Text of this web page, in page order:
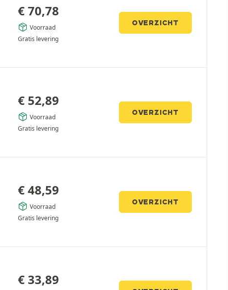
€70,78
Voorraad
Gratis levering
OVERZICHT
€ 52,89
Voorraad
Gratis levering
OVERZICHT
€48,59
Voorraad
Gratis levering
OVERZICHT
€ 33,89